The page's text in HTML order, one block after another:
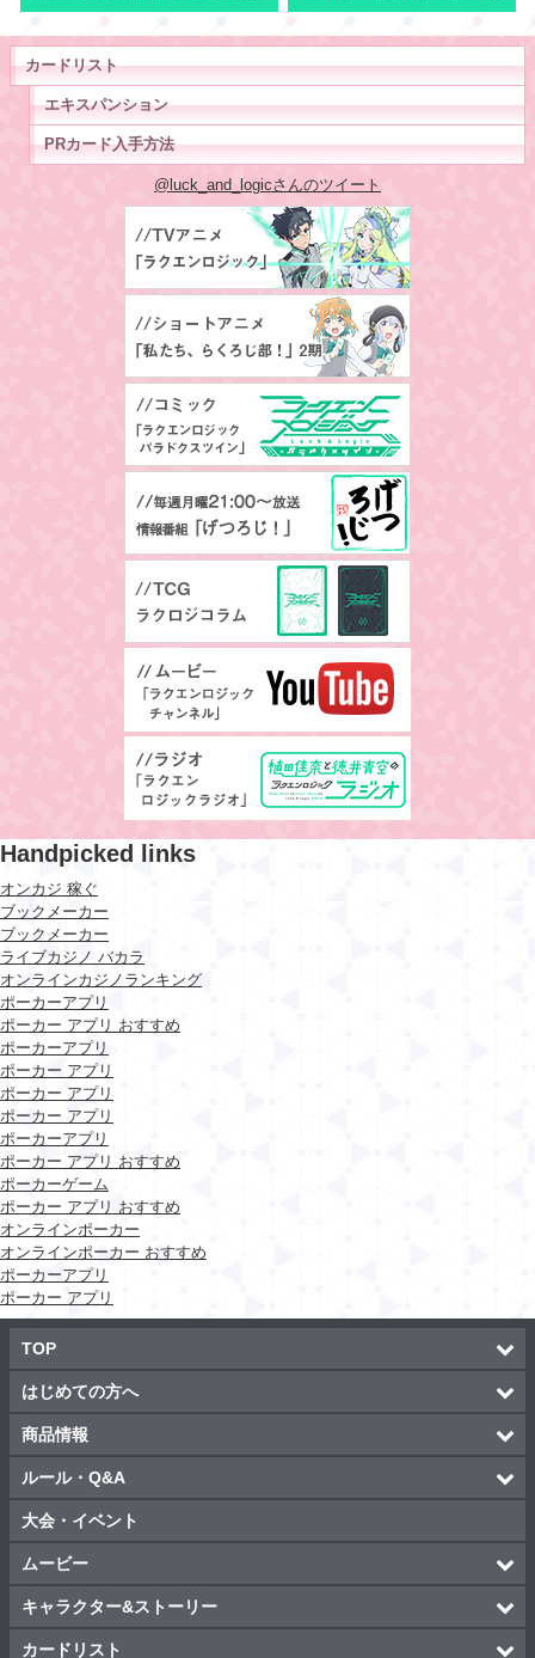
カードリスト
エキスパンション
PRカード入手方法
@luck_and_logicさんのツイート
Handpicked links
オンカジ 稼ぐ
ブックメーカー
ブックメーカー
ライブカジノ バカラ
オンラインカジノランキング
ポーカーアプリ
ポーカー アプリ おすすめ
ポーカーアプリ
ポーカー アプリ
ポーカー アプリ
ポーカー アプリ
ポーカーアプリ
ポーカー アプリ おすすめ
ポーカーゲーム
ポーカー アプリ おすすめ
オンラインポーカー
オンラインポーカー おすすめ
ポーカーアプリ
ポーカー アプリ
TOP
はじめての方へ
商品情報
ルール・Q&A
大会・イベント
ムービー
キャラクター&ストーリー
カードリスト